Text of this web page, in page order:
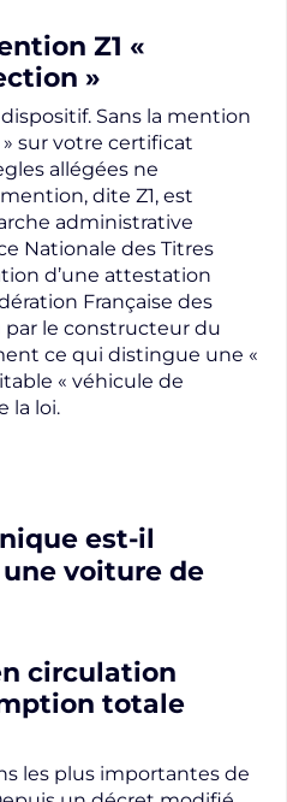
Z1 «
»
Sans la mention
sur votre certificat
allégées ne
dite Z1, est
administrative
Nationale des Titres
d’une attestation
Française des
par le constructeur du
ce qui distingue une «
« véhicule de
la loi.
est-il
voiture de
circulation
totale
les plus importantes de